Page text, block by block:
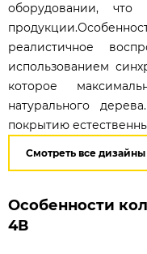
оборудовании, что
реалистичное
использованием
которое
натурального
покрытию
Смотреть все дизайны
Особенности
4В